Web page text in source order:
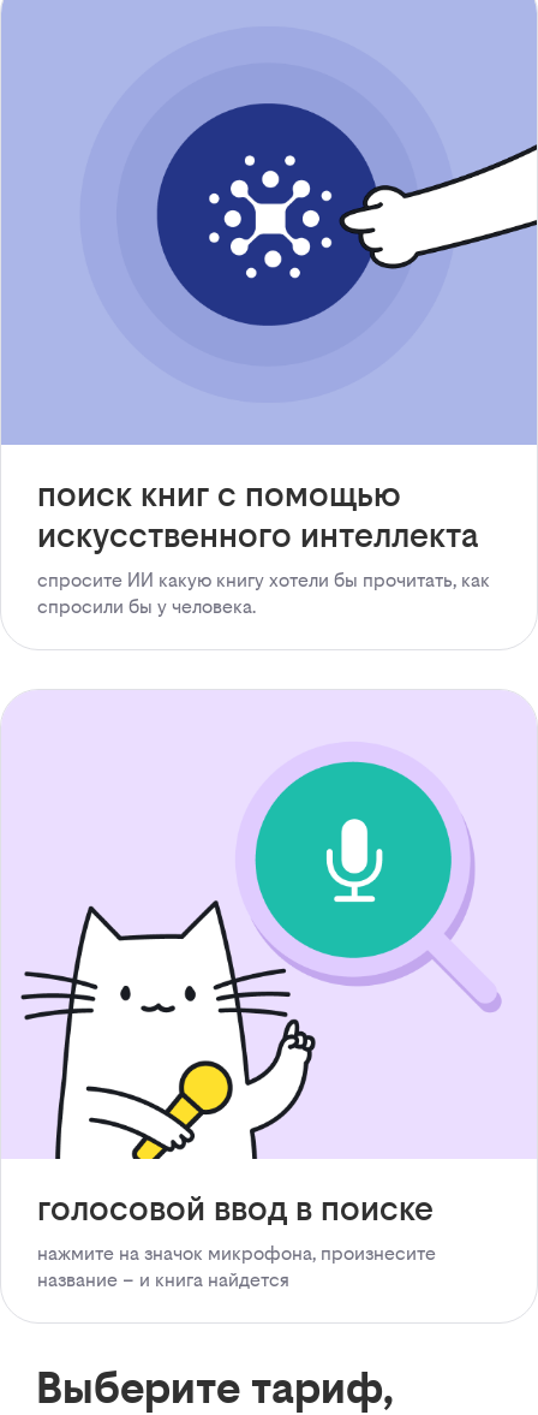
поиск книг с помощью
искусственного интеллекта
спросите ИИ какую книгу хотели бы прочитать, как
спросили бы у человека.
голосовой ввод в поиске
нажмите на значок микрофона, произнесите
название – и книга найдется
Выберите тариф,